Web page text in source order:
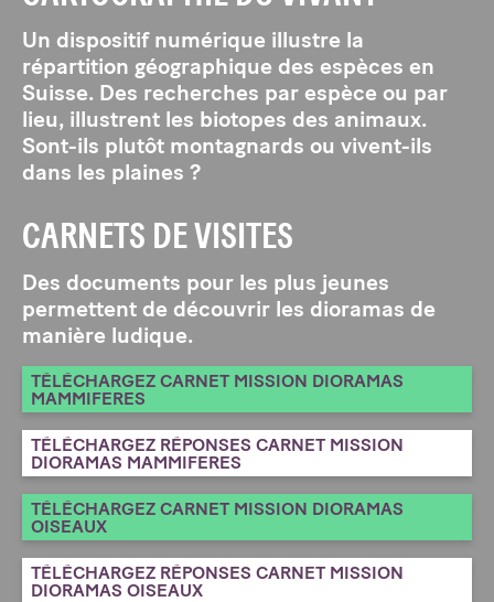
Un dispositif numérique illustre la
répartition géographique des espèces en
Suisse. Des recherches par espèce ou par
lieu, illustrent les biotopes des animaux.
Sont-ils plutôt montagnards ou vivent-ils
dans les plaines ?
CARNETS DE VISITES
Des documents pour les plus jeunes
permettent de découvrir les dioramas de
manière ludique.
TÉLÉCHARGEZ CARNET MISSION DIORAMAS
MAMMIFERES
TÉLÉCHARGEZ RÉPONSES CARNET MISSION
DIORAMAS MAMMIFERES
TÉLÉCHARGEZ CARNET MISSION DIORAMAS
OISEAUX
TÉLÉCHARGEZ RÉPONSES CARNET MISSION
DIORAMAS OISEAUX